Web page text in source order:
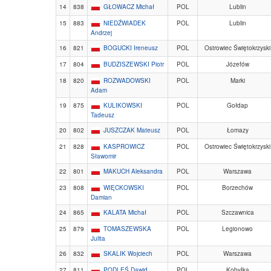
14 838 GŁOWACZ Michał POL
Lublin
15
883
NIEDŹWIADEK
Andrzej
POL Lublin
16 821 BOGUCKI Ireneusz POL
Ostrowiec Świętokrzyski
17
804 BUDZISZEWSKI Piotr POL
Józefów
18
820
ROZWADOWSKI
Adam
POL Marki
19 875
KULIKOWSKI
Tadeusz
POL Gołdap
20 802 JUSZCZAK Mateusz POL
Łomazy
21
828
KASPROWICZ
Sławomir
POL Ostrowiec Świętokrzyski
22 801 MAKUCH Aleksandra POL
Warszawa
23
808
WIĘCKOWSKI
Damian
POL Borzechów
24 865 KALATA Michał POL
Szczawnica
25
879
TOMASZEWSKA
Julita
POL Legionowo
26 832 SKALIK Wojciech POL
Warszawa